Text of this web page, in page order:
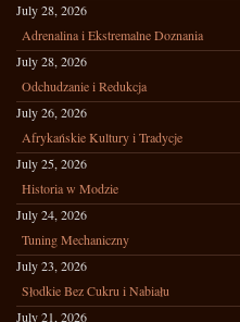
July 28, 2026
Adrenalina i Ekstremalne Doznania
July 28, 2026
Odchudzanie i Redukcja
July 26, 2026
Afrykańskie Kultury i Tradycje
July 25, 2026
Historia w Modzie
July 24, 2026
Tuning Mechaniczny
July 23, 2026
Słodkie Bez Cukru i Nabiału
July 21, 2026